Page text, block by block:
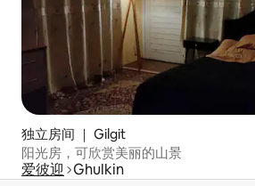
独立房间 ｜ Gilgit
阳光房，可欣赏美丽的山景
爱彼迎 Ghulkin